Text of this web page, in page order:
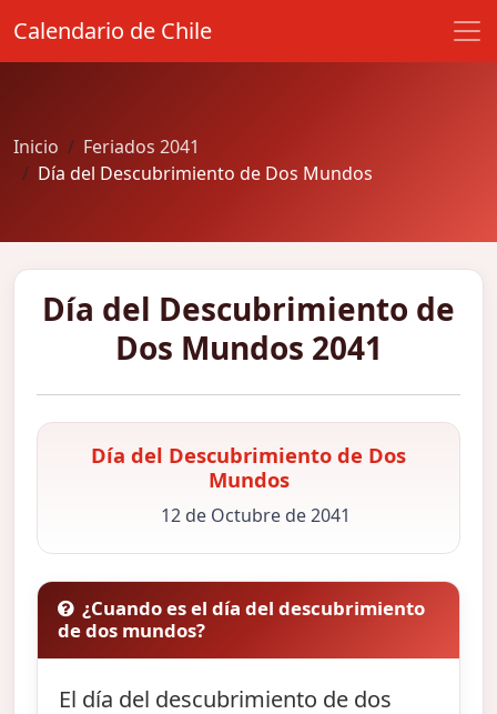
Calendario de Chile
Inicio
Feriados 2041
Día del Descubrimiento de Dos Mundos
Día del Descubrimiento de
Dos Mundos 2041
Día del Descubrimiento de Dos
Mundos
12 de Octubre de 2041
¿Cuando es el día del descubrimiento
de dos mundos?
El día del descubrimiento de dos